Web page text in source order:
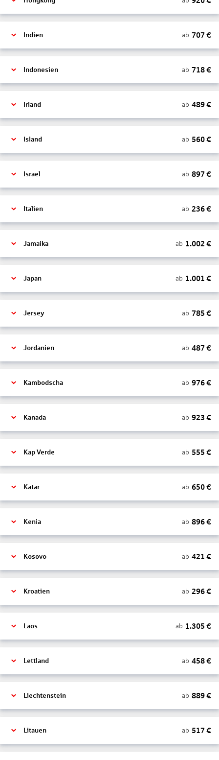
Indien ab 707 €
Indonesien ab 718€
Irland ab 489€
Island ab 560€
Israel ab 897 €
Italien ab 236€
Jamaika ab 1.002 €
Japan ab 1.001 €
Jersey ab 785 €
Jordanien ab 487 €
Kambodscha ab 976€
Kanada ab 923 €
Kap Verde ab 555 €
Katar ab 650€
Kenia ab 896€
Kosovo ab 421 €
Kroatien ab 296€
Laos ab 1.305 €
Lettland ab 458€
Liechtenstein ab 889€
Litauen ab 517 €